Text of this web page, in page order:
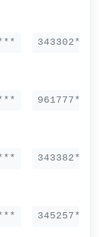
343302***
961777***
343382***
345257***